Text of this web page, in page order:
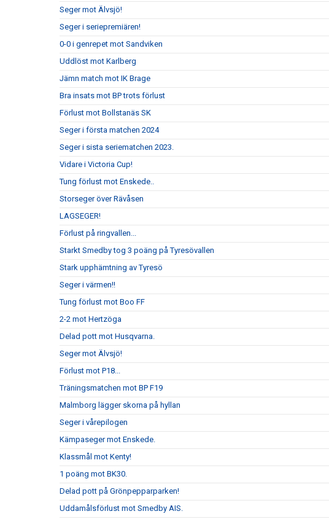
Seger mot Älvsjö!
Seger i seriepremiären!
0-0 i genrepet mot Sandviken
Uddlöst mot Karlberg
Jämn match mot IK Brage
Bra insats mot BP trots förlust
Förlust mot Bollstanäs SK
Seger i första matchen 2024
Seger i sista seriematchen 2023.
Vidare i Victoria Cup!
Tung förlust mot Enskede..
Storseger över Rävåsen
LAGSEGER!
Förlust på ringvallen...
Starkt Smedby tog 3 poäng på Tyresövallen
Stark upphämtning av Tyresö
Seger i värmen!!
Tung förlust mot Boo FF
2-2 mot Hertzöga
Delad pott mot Husqvarna.
Seger mot Älvsjö!
Förlust mot P18...
Träningsmatchen mot BP F19
Malmborg lägger skorna på hyllan
Seger i vårepilogen
Kämpaseger mot Enskede.
Klassmål mot Kenty!
1 poäng mot BK30.
Delad pott på Grönpepparparken!
Uddamålsförlust mot Smedby AIS.